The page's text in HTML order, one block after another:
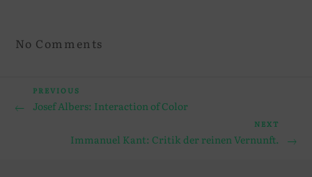
No Comments
Beitragsnavigation
Previous
Post
PREVIOUS
Josef Albers: Interaction of Color
Post
NEXT
Immanuel Kant: Critik der reinen Vernunft.